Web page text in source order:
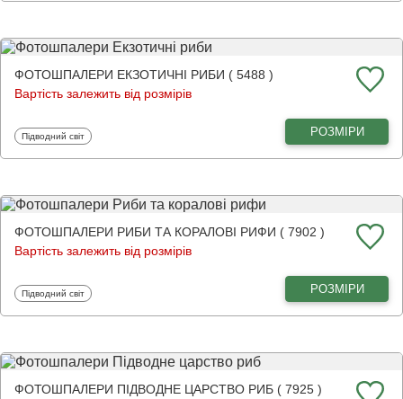
ФОТОШПАЛЕРИ ЕКЗОТИЧНІ РИБИ ( 5488 )
Вартість залежить від розмірів
Фотошпалери
Підводний світ РОЗМІРИ
ФОТОШПАЛЕРИ РИБИ ТА КОРАЛОВІ РИФИ ( 7902 )
Вартість залежить від розмірів
Фотошпалери
Підводний світ РОЗМІРИ
ФОТОШПАЛЕРИ ПІДВОДНЕ ЦАРСТВО РИБ ( 7925 )